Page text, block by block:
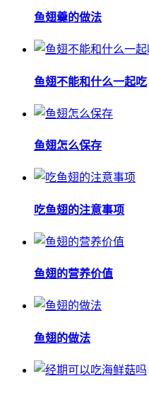
鱼翅羹的做法
鱼翅不能和什么一起吃
鱼翅怎么保存
吃鱼翅的注意事项
鱼翅的营养价值
鱼翅的做法